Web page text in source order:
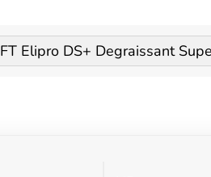
FT Elipro DS+ Degraissant